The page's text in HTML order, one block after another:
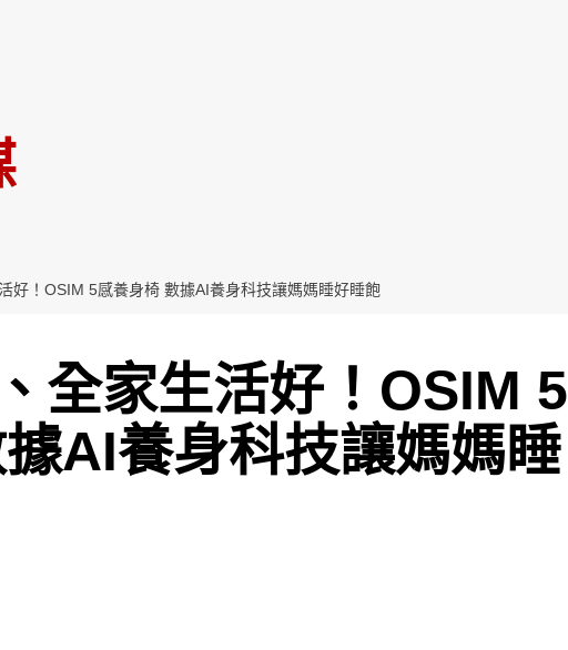
好！OSIM 5感養身椅 數據AI養身科技讓媽媽睡好睡飽
全家生活好！OSIM 5
AI養身科技讓媽媽睡